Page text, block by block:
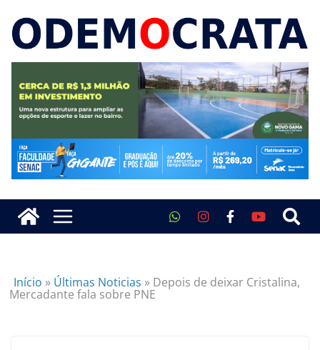
Início » Últimas Noticias » Depois de deixar Cristalina,
Mercadante fala sobre PNE